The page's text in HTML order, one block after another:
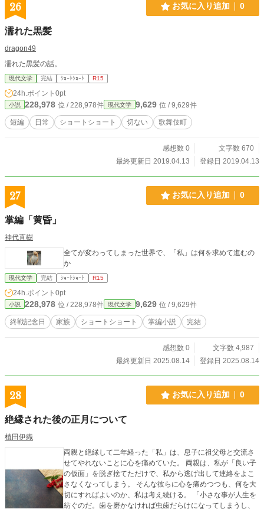
26 お気に入り追加 0
濡れた黒髪
dragon49
濡れた黒髪の話。
現代文学 完結 ｼｮｰﾄｼｮｰﾄ R15
24h.ポイント 0pt
小説 228,978 位 / 228,978件 現代文学 9,629 位 / 9,629件
短編 日常 ショートショート 切ない 歌舞伎町
感想数 0
文字数 670
最終更新日 2019.04.13
登録日 2019.04.13
27 お気に入り追加 0
掌編「黄昏」
神代直樹
全てが変わってしまった世界で、「私」は何を求めて進むの
か
現代文学 完結 ｼｮｰﾄｼｮｰﾄ R15
24h.ポイント 0pt
小説 228,978 位 / 228,978件 現代文学 9,629 位 / 9,629件
終戦記念日 家族 ショートショート 掌編小説 完結
感想数 0
文字数 4,987
最終更新日 2025.08.14
登録日 2025.08.14
28 お気に入り追加 0
絶縁された後の正月について
植田伊織
両親と絶縁して二年経った「私」は、息子に祖父母と交流さ
せてやれないことに心を痛めていた。 両親は、私が「良い子
の仮面」を脱ぎ捨てただけで、私から逃げ出して連絡をよこ
さなくなってしまう。 そんな彼らに心を痛めつつも、何を大
切にすればよいのか、私は考え続ける。 「小さな事が人生を
紡ぐのだ。歯を磨かなければ虫歯だらけになってしまうし、